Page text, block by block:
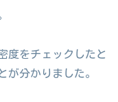
度をチェックしたと
が分かりました。